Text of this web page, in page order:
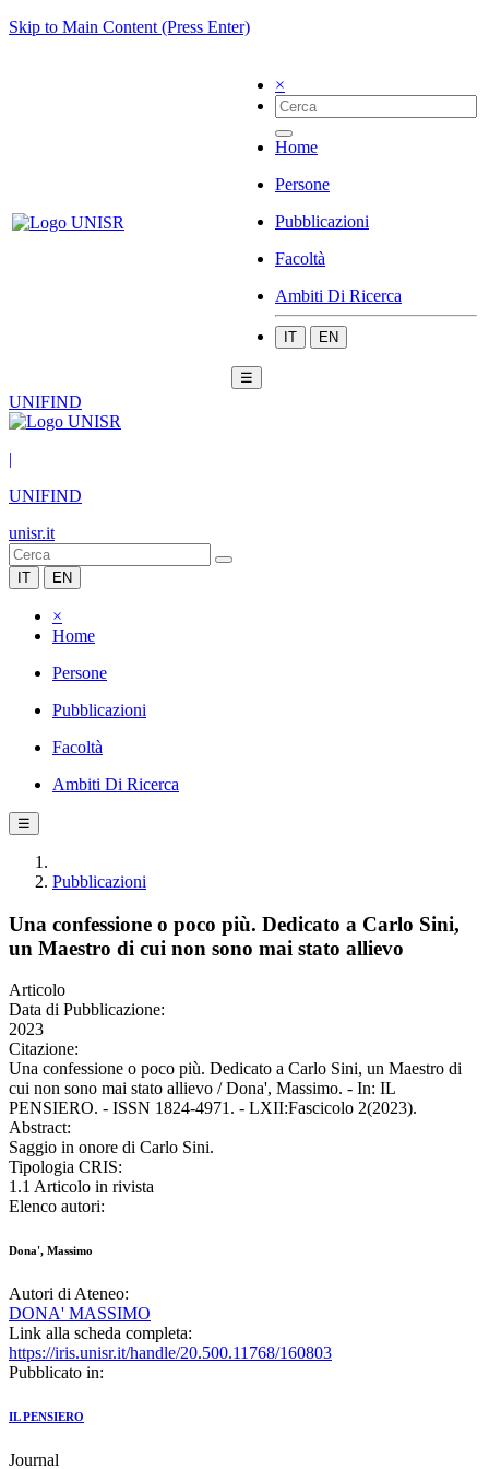
Skip to Main Content (Press Enter)
×
Home
Persone
Pubblicazioni
Facoltà
Ambiti Di Ricerca
IT EN
☰
UNIFIND
|
UNIFIND
unisr.it
IT EN
×
Home
Persone
Pubblicazioni
Facoltà
Ambiti Di Ricerca
☰
Pubblicazioni
Una confessione o poco più. Dedicato a Carlo Sini,
un Maestro di cui non sono mai stato allievo
Articolo
Data di Pubblicazione:
2023
Citazione:
Una confessione o poco più. Dedicato a Carlo Sini, un Maestro di
cui non sono mai stato allievo / Dona', Massimo. - In: IL
PENSIERO. - ISSN 1824-4971. - LXII:Fascicolo 2(2023).
Abstract:
Saggio in onore di Carlo Sini.
Tipologia CRIS:
1.1 Articolo in rivista
Elenco autori:
Dona', Massimo
Autori di Ateneo:
DONA' MASSIMO
Link alla scheda completa:
https://iris.unisr.it/handle/20.500.11768/160803
Pubblicato in:
IL PENSIERO
Journal